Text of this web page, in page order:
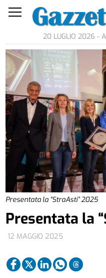
20 LUGLIO 2026 -
Presentata la “StraAsti” 2025
12 MAGGIO 2025
Presentata la